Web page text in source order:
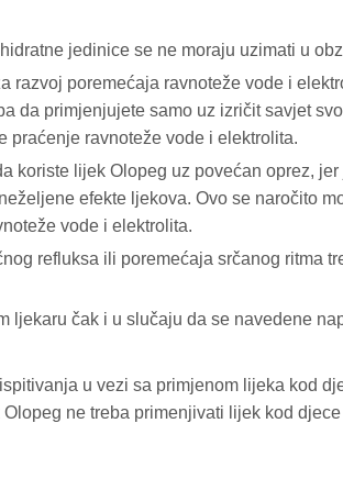
jedinice se ne moraju uzimati u
razvoj poremećaja ravnoteže vode i
da primjenjujete samo uz izričit savjet
praćenje ravnoteže vode i elektrolita.
koriste lijek Olopeg uz povećan oprez,
efekte ljekova. Ovo se naročito
vode i elektrolita.
refluksa ili poremećaja srčanog ritma
ljekaru čak i u slučaju da se navedene
u vezi sa primjenom lijeka kod
ne treba primenjivati lijek kod